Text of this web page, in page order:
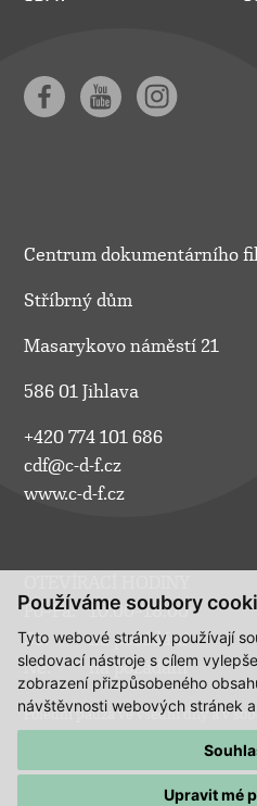
Používáme soubory
Tyto webové stránky používají
sledovací nástroje s cílem
zobrazení přizpůsobeného
návštěvnosti webových stránek
Upravit mé
Centrum dokumentárního
Stříbrný dům
Masarykovo náměstí 21
586 01 Jihlava
+420 774 101 686
cdf@c-d-f.cz
www.c-d-f.cz
Po–Pá:
10.00–18.00
So:
na požádání
Ne:
na požádání
Polední pauza ve všední dny a v